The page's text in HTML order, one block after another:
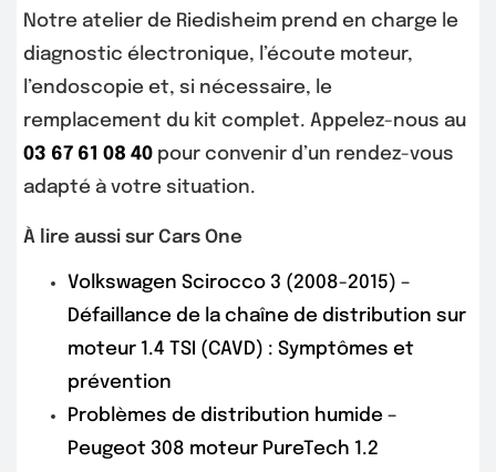
Notre atelier de Riedisheim prend en charge le
diagnostic électronique, l’écoute moteur,
l’endoscopie et, si nécessaire, le
remplacement du kit complet. Appelez-nous au
03 67 61 08 40 pour convenir d’un rendez-vous
adapté à votre situation.
À lire aussi sur Cars One
Volkswagen Scirocco 3 (2008-2015) –
Défaillance de la chaîne de distribution sur
moteur 1.4 TSI (CAVD) : Symptômes et
prévention
Problèmes de distribution humide –
Peugeot 308 moteur PureTech 1.2